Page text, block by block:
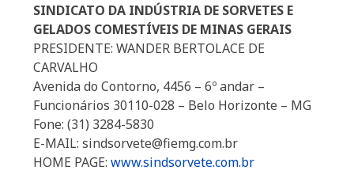
SINDICATO DA INDÚSTRIA DE SORVETES E
GELADOS COMESTÍVEIS DE MINAS GERAIS
PRESIDENTE: WANDER BERTOLACE DE
CARVALHO
Avenida do Contorno, 4456 – 6º andar –
Funcionários 30110-028 – Belo Horizonte – MG
Fone: (31) 3284-5830
E-MAIL: sindsorvete@fiemg.com.br
HOME PAGE:www.sindsorvete.com.br